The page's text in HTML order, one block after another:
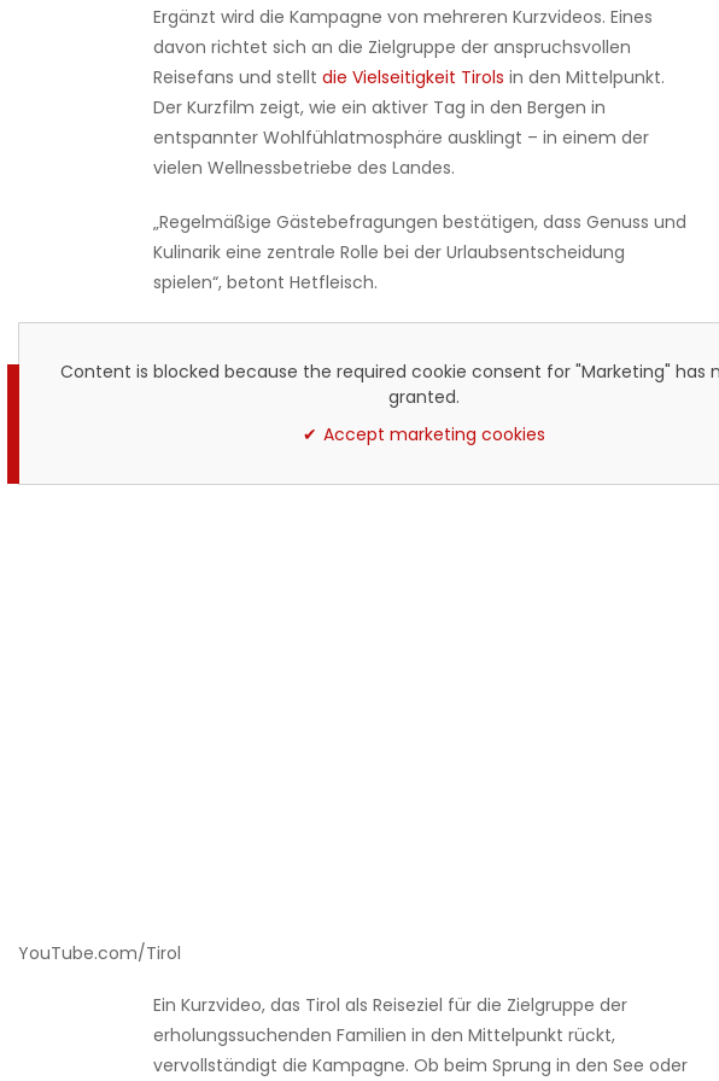
Ergänzt wird die Kampagne von mehreren Kurzvideos. Eines
davon richtet sich an die Zielgruppe der anspruchsvollen
Reisefans und stellt die Vielseitigkeit Tirols in den Mittelpunkt.
Der Kurzfilm zeigt, wie ein aktiver Tag in den Bergen in
entspannter Wohlfühlatmosphäre ausklingt – in einem der
vielen Wellnessbetriebe des Landes.
„Regelmäßige Gästebefragungen bestätigen, dass Genuss und
Kulinarik eine zentrale Rolle bei der Urlaubsentscheidung
spielen“, betont Hetfleisch.
Content is blocked because the required cookie consent for "Marketing" has
granted.
Accept marketing cookies
YouTube.com/Tirol
Ein Kurzvideo, das Tirol als Reiseziel für die Zielgruppe der
erholungssuchenden Familien in den Mittelpunkt rückt,
vervollständigt die Kampagne. Ob beim Sprung in den See oder